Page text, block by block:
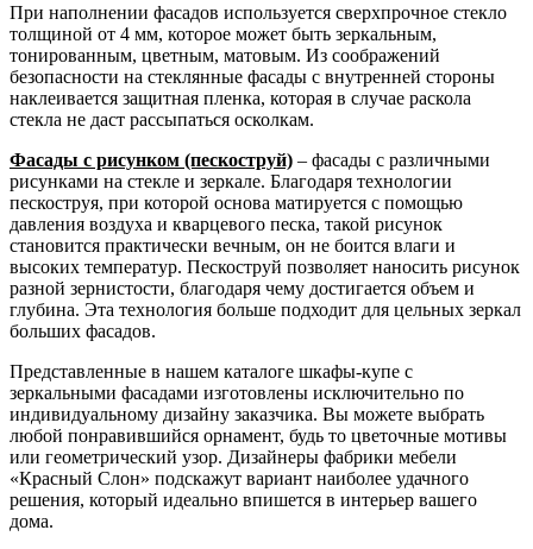
При наполнении фасадов используется сверхпрочное стекло
толщиной от 4 мм, которое может быть зеркальным,
тонированным, цветным, матовым. Из соображений
безопасности на стеклянные фасады с внутренней стороны
наклеивается защитная пленка, которая в случае раскола
стекла не даст рассыпаться осколкам.
Фасады с рисунком (пескоструй) – фасады с различными
рисунками на стекле и зеркале. Благодаря технологии
пескоструя, при которой основа матируется с помощью
давления воздуха и кварцевого песка, такой рисунок
становится практически вечным, он не боится влаги и
высоких температур. Пескоструй позволяет наносить рисунок
разной зернистости, благодаря чему достигается объем и
глубина. Эта технология больше подходит для цельных зеркал
больших фасадов.
Представленные в нашем каталоге шкафы-купе с
зеркальными фасадами изготовлены исключительно по
индивидуальному дизайну заказчика. Вы можете выбрать
любой понравившийся орнамент, будь то цветочные мотивы
или геометрический узор. Дизайнеры фабрики мебели
«Красный Слон» подскажут вариант наиболее удачного
решения, который идеально впишется в интерьер вашего
дома.